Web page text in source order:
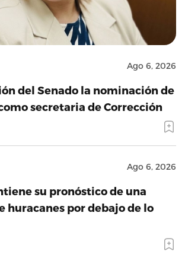
Ago 6, 2026
del Senado la nominación de
secretaria de Corrección
Ago 6, 2026
su pronóstico de una
huracanes por debajo de lo